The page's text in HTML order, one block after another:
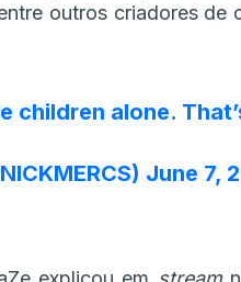
outros criadores de
children alone.
June 7,